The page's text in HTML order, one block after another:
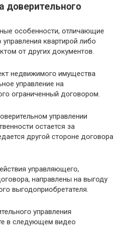
доверительного
особенности, отличающие
квартирой либо
от других документов.
недвижимого имущества
управление на
ограниченный договором.
управлении
остается за
другой стороне договора
управляющего,
направлены на выгоду
выгодоприобретателя.
управления
в следующем видео